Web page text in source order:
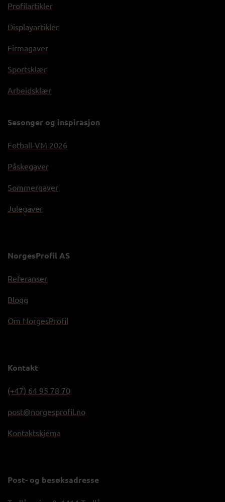
Profilartikler
Displayartikler
Firmagaver
Sportsklær
Arbeidsklær
Sesonger og inspirasjon
Fotball-VM 2026
Påskegaver
Sommergaver
Julegaver
NorgesProfil AS
Referanser
Blogg
Om NorgesProfil
Kontakt
(+47) 64 95 78 70
post@norgesprofil.no
Kontaktskjema
Post- og besøksadresse